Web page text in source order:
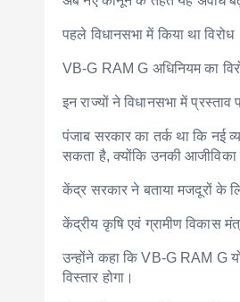
पहले विधानसभा में किया था विरोध
VB-G RAM G अधिनियम का
इन राज्यों ने विधानसभा में
पंजाब सरकार का तर्क था कि नई
सकता है, क्योंकि उनकी आजीविका
केंद्र सरकार ने बताया मजदूरों के
केंद्रीय कृषि एवं ग्रामीण विकास
उन्होंने कहा कि VB-G RAM G
विस्तार होगा।